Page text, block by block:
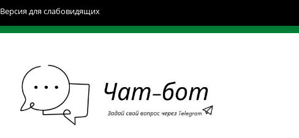
Версия для слабовидящих